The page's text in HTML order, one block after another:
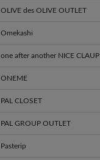
OLIVE des OLIVE OUTLET
Omekashi
one after another NICE CLAUP
ONEME
PAL CLOSET
PAL GROUP OUTLET
Pasterip